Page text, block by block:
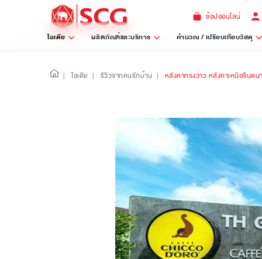
ช้อปออนไลน์
ไอเดีย ผลิตภัณฑ์และบริการ คำนวณ / เปรียบเทียบวัสดุ
| ไอเดีย | รีวิวจากคนรักบ้าน | หลังคาทรงว่าว หลังคาเหนือจินต